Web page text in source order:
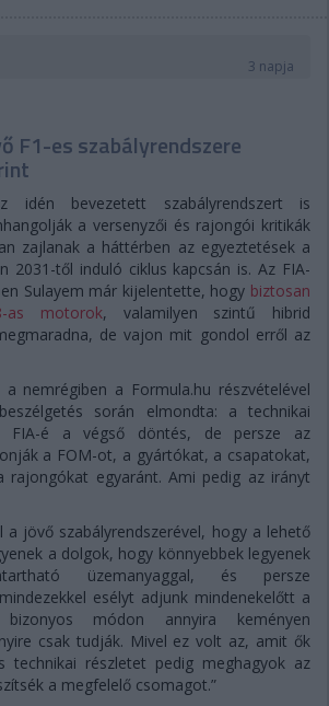
3 napja
F1-es szabályrendszere
idén bevezetett szabályrendszert is
a versenyzői és rajongói kritikák
zajlanak a háttérben az egyeztetések a
2031-től induló ciklus kapcsán is. Az FIA-
Sulayem már kijelentette, hogy biztosan
as motorok, valamilyen szintű hibrid
de vajon mit gondol erről az
nemrégiben a Formula.hu részvételével
során elmondta: a technikai
FIA-é a végső döntés, de persze az
a FOM-ot, a gyártókat, a csapatokat,
rajongókat egyaránt. Ami pedig az irányt
a jövő szabályrendszerével, hogy a lehető
a dolgok, hogy könnyebbek legyenek
üzemanyaggal, és persze
esélyt adjunk mindenekelőtt a
módon annyira keményen
csak tudják. Mivel ez volt az, amit ők
technikai részletet pedig meghagyok az
a megfelelő csomagot.”